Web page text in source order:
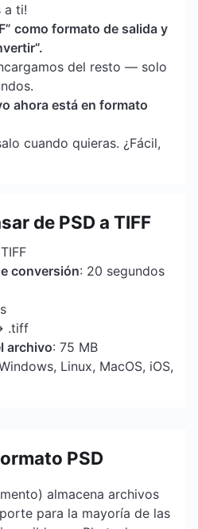
a ti!
como formato de salida y
del resto — solo
ahora está en formato
cuando quieras. ¿Fácil,
de PSD a TIFF
conversión: 20 segundos
.tiff
archivo: 75 MB
Linux, MacOS, iOS,
PSD
almacena archivos
para la mayoría de las